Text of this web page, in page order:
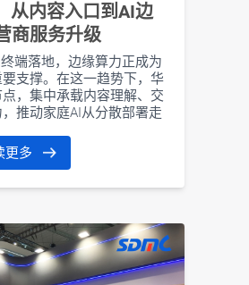
从内容入口到AI边
商服务升级
端落地，边缘算力正成为
支撑。在这一趋势下，华
，集中承载内容理解、交
推动家庭AI从分散部署走
为运营商拓展家庭服务入
更多